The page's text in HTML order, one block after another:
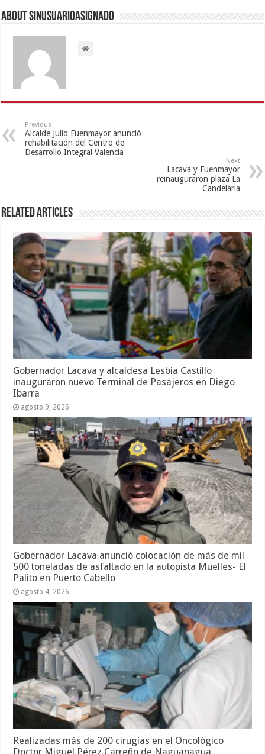
About sinusuarioasignado
Previous
Alcalde Julio Fuenmayor anunció
rehabilitación del Centro de
Desarrollo Integral Valencia
Next
Lacava y Fuenmayor
reinauguraron plaza La
Candelaria
Related Articles
Gobernador Lacava y alcaldesa Lesbia Castillo
inauguraron nuevo Terminal de Pasajeros en Diego
Ibarra
agosto 9, 2026
Gobernador Lacava anunció colocación de más de mil
500 toneladas de asfaltado en la autopista Muelles- El
Palito en Puerto Cabello
agosto 4, 2026
Realizadas más de 200 cirugías en el Oncológico